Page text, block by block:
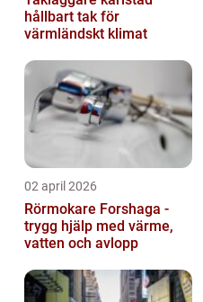
hållbart tak för
värmländskt klimat
02 april 2026
Rörmokare Forshaga -
trygg hjälp med värme,
vatten och avlopp